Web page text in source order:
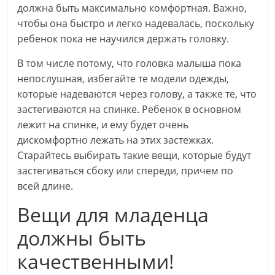
должна быть максимально комфортная. Важно,
чтобы она быстро и легко надевалась, поскольку
ребенок пока не научился держать головку.
В том числе потому, что головка малыша пока
непослушная, избегайте те модели одежды,
которые надеваются через голову, а также те, что
застегиваются на спинке. Ребенок в основном
лежит на спинке, и ему будет очень
дискомфортно лежать на этих застежках.
Старайтесь выбирать такие вещи, которые будут
застегиваться сбоку или спереди, причем по
всей длине.
Вещи для младенца
должны быть
качественными!